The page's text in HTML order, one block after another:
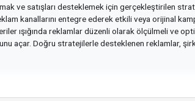
ve satışları desteklemek için gerçekleştirilen
kanallarını entegre ederek etkili veya orijinal
ışığında reklamlar düzenli olarak ölçülmeli ve
açar. Doğru stratejilerle desteklenen reklamlar,